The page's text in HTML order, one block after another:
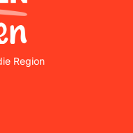
Region